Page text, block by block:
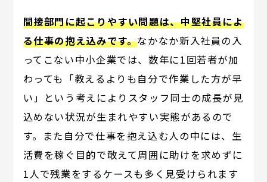
間接部門に起こりやすい問題は、中堅社員によ
る仕事の抱え込みです。なかなか新入社員の入
ってこない中小企業では、数年に1回若者が加
わっても「教えるよりも自分で作業した方が早
い」という考えによりスタッフ同士の成長が見
込めない状況が生まれやすい実態があるので
す。また自分で仕事を抱え込む人の中には、生
活費を稼ぐ目的で敢えて周囲に助けを求めずに
1人で残業をするケースも多く見受けられます